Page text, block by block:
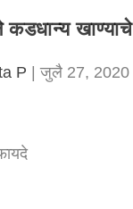
P |जुलै 27, 2020